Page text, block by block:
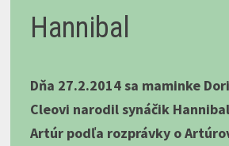
Hannibal
Dňa 27.2.2014 sa maminke
Cleovi narodil synáčik
Artúr podľa rozprávky o